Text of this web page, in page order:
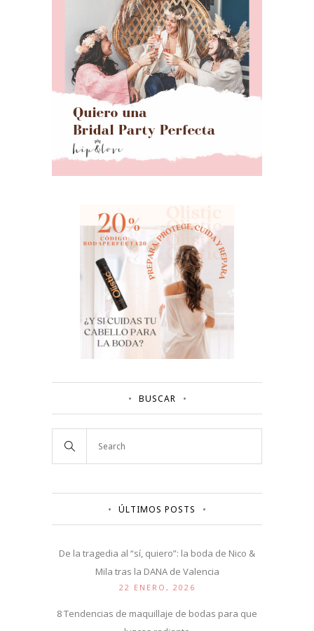
BUSCAR
ÚLTIMOS POSTS
De la tragedia al “sí, quiero”: la boda de Nico &
Mila tras la DANA de Valencia
22 ENERO, 2026
8 Tendencias de maquillaje de bodas para que